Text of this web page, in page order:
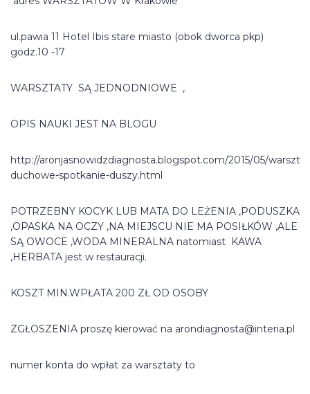
ul.pawia 11 Hotel Ibis stare miasto (obok dworca pkp)
godz.10 -17
WARSZTATY SĄ JEDNODNIOWE ,
OPIS NAUKI JEST NA BLOGU
http://aronjasnowidzdiagnosta.blogspot.com/2015/05/
duchowe-spotkanie-duszy.html
POTRZEBNY KOCYK LUB MATA DO LEŻENIA ,PODUSZKA
,OPASKA NA OCZY ,NA MIEJSCU NIE MA POSIŁKÓW ,ALE
SĄ OWOCE ,WODA MINERALNA natomiast KAWA
,HERBATA jest w restauracji.
KOSZT MIN.WPŁATA 200 ZŁ OD OSOBY
ZGŁOSZENIA proszę kierować na arondiagnosta@interia.pl
numer konta do wpłat za warsztaty to